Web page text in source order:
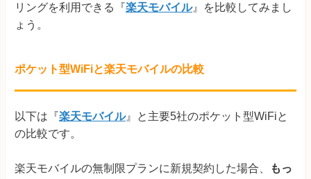
リングを利用できる『楽天モバイル』を比較してみまし
ょう。
ポケット型WiFiと楽天モバイルの比較
以下は『楽天モバイル』と主要5社のポケット型WiFiと
の比較です。
楽天モバイルの無制限プランに新規契約した場合、
もっ